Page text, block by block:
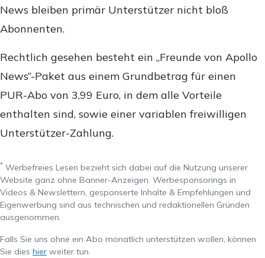
News bleiben primär Unterstützer nicht bloß
Abonnenten.
Rechtlich gesehen besteht ein „Freunde von Apollo
News“-Paket aus einem Grundbetrag für einen
PUR-Abo von 3,99 Euro, in dem alle Vorteile
enthalten sind, sowie einer variablen freiwilligen
Unterstützer-Zahlung.
* Werbefreies Lesen bezieht sich dabei auf die Nutzung unserer
Website ganz ohne Banner-Anzeigen. Werbesponsorings in
Videos & Newslettern, gesponserte Inhalte & Empfehlungen und
Eigenwerbung sind aus technischen und redaktionellen Gründen
ausgenommen.
Falls Sie uns ohne ein Abo monatlich unterstützen wollen, können
Sie dies hier weiter tun.